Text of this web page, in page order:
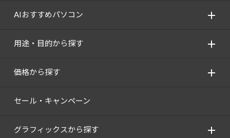
AIおすすめパソコン
用途・目的から探す
価格から探す
セール・キャンペーン
グラフィックスから探す